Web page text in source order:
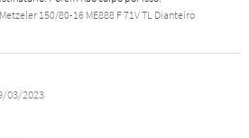
150/80-16 ME888 F 71V TL Dianteiro
03/2023